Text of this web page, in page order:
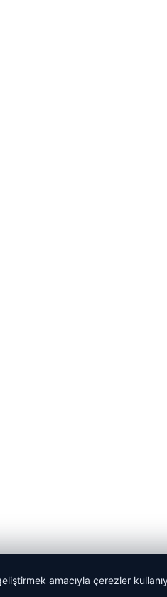
amacıyla çerezler